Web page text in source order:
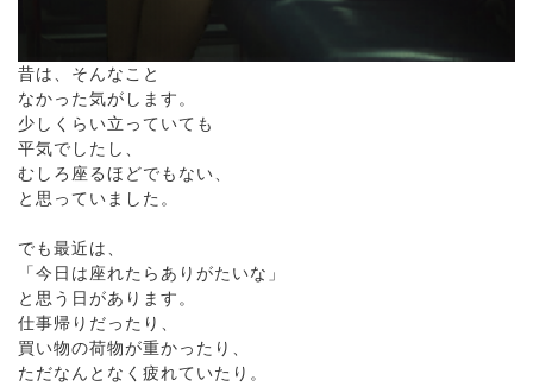
昔は、そんなこと
なかった気がします。
少しくらい立っていても
平気でしたし、
むしろ座るほどでもない、
と思っていました。
でも最近は、
「今日は座れたらありがたいな」
と思う日があります。
仕事帰りだったり、
買い物の荷物が重かったり、
ただなんとなく疲れていたり。